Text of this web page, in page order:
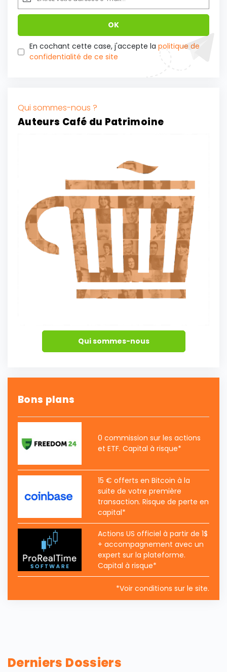
En cochant cette case, j'accepte la politique de
confidentialité de ce site
Qui sommes-nous ?
Auteurs Café du Patrimoine
Qui sommes-nous
Bons plans
0 commission sur les actions
et ETF. Capital à risque*
15 € offerts en Bitcoin à la
suite de votre première
transaction. Risque de perte en
capital*
Actions US officiel à partir de 1$
+ accompagnement avec un
expert sur la plateforme.
Capital à risque*
*Voir conditions sur le site.
Derniers Dossiers